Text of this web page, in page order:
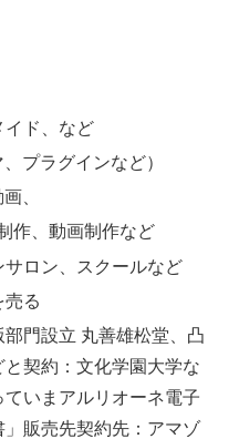
イド、など
プラグインなど）
、
作、動画制作など
ロン、スクールなど
売る
門設立 丸善雄松堂、凸
契約：文化学園大学な
いまアルリオーネ電子
販売先契約先：アマゾ